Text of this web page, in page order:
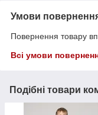
Умови
Повернення товару
Всі умови
Подібні товари